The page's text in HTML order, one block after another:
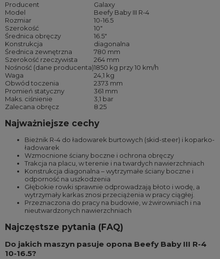
Producent
Galaxy
Model
Beefy Baby III R-4
Rozmiar
10-16.5
Szerokość
10″
Średnica obręczy
16.5″
Konstrukcja
diagonalna
Średnica zewnętrzna
780 mm
Szerokość rzeczywista
264 mm
Nośność (dane producenta)1850 kg przy 10 km/h
Waga
24,1 kg
Obwód toczenia
2373 mm
Promień statyczny
361 mm
Maks. ciśnienie
3,1 bar
Zalecana obręcz
8.25
Najważniejsze cechy
Bieżnik R-4 do ładowarek burtowych (skid-steer) i koparko-
ładowarek
Wzmocnione ściany boczne i ochrona obręczy
Trakcja na placu, w terenie i na twardych nawierzchniach
Konstrukcja diagonalna – wytrzymałe ściany boczne i
odporność na uszkodzenia
Głębokie rowki sprawnie odprowadzają błoto i wodę, a
wytrzymały karkas znosi przeciążenia w pracy ciągłej.
Przeznaczona do pracy na budowie, w żwirowniach i na
nieutwardzonych nawierzchniach
Najczęstsze pytania (FAQ)
Do jakich maszyn pasuje opona Beefy Baby III R-4
10-16.5?